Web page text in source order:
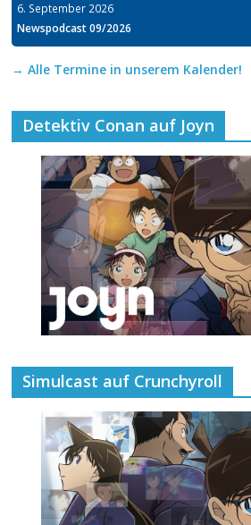
6. September 2026
Newspodcast 09/2026
→ Alle Termine in unserem Kalender!
Detektiv Conan auf Joyn
Simulcast auf Crunchyroll